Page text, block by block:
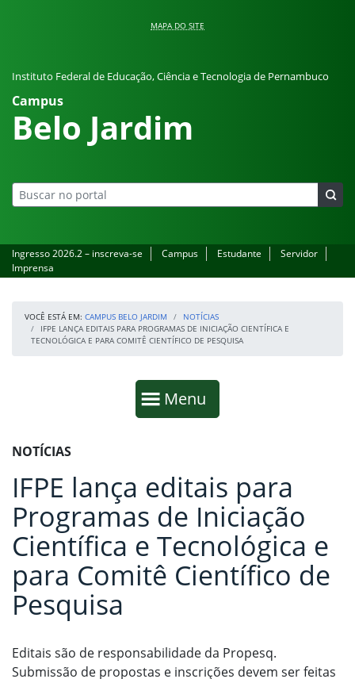
MAPA DO SITE
Instituto Federal de Educação, Ciência e Tecnologia de Pernambuco
Campus
Belo Jardim
Ingresso 2026.2 – inscreva-se Campus Estudante
Servidor
Imprensa
VOCÊ ESTÁ EM: CAMPUS BELO JARDIM
NOTÍCIAS
IFPE LANÇA EDITAIS PARA PROGRAMAS DE INICIAÇÃO CIENTÍFICA E
TECNOLÓGICA E PARA COMITÊ CIENTÍFICO DE PESQUISA
Mostrar
Menu
Fim da navegação
Início do conteúdo
NOTÍCIAS
IFPE lança editais para
Programas de Iniciação
Científica e Tecnológica e
para Comitê Científico de
Pesquisa
Editais são de responsabilidade da Propesq.
Submissão de propostas e inscrições devem ser feitas